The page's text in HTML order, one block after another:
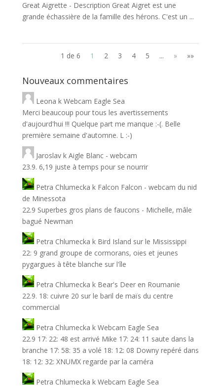
Great Aigrette - Description Great Aigret est une
grande échassière de la famille des hérons. C'est un ...
1 de 6 1 2 3 4 5 ... » »»
Nouveaux commentaires
Leona k Webcam Eagle Sea
Merci beaucoup pour tous les avertissements
d'aujourd'hui !!! Quelque part me manque :-(. Belle
première semaine d'automne. L :-)
Jaroslavk Aigle Blanc - webcam
23.9. 6,19 juste à temps pour se nourrir
Petra Chlumecka k Falcon Falcon - webcam du nid
de Minessota
22.9 Superbes gros plans de faucons - Michelle, mâle
bagué Newman
Petra Chlumecka k Bird Island sur le Mississippi
22: 9 grand groupe de cormorans, oies et jeunes
pygargues à tête blanche sur l'île
Petra Chlumecka k Bear's Deer en Roumanie
22.9. 18: cuivre 20 sur le baril de maïs du centre
commercial
Petra Chlumecka k Webcam Eagle Sea
22.9 17: 22: 48 est arrivé Mike 17: 24: 11 saute dans la
branche 17: 58: 35 a volé 18: 12: 08 Downy repéré dans
18: 12: 32: XNUMX regarde par la caméra
Petra Chlumecka k Webcam Eagle Sea